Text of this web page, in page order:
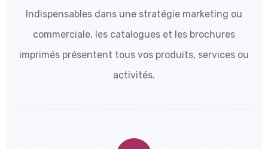
Indispensables dans une stratégie marketing ou
commerciale, les catalogues et les brochures
imprimés présentent tous vos produits, services ou
activités.